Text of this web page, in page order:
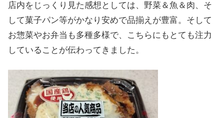
店内をじっくり見た感想としては、野菜＆魚＆肉、そ
して菓子パン等がかなり安めで品揃えが豊富。そして
お惣菜やお弁当も多種多様で、こちらにもとても注力
していることが伝わってきました。